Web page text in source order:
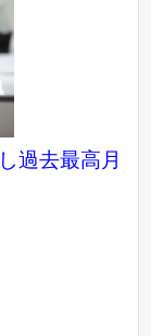
過去最高月